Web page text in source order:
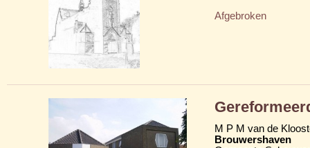
Afgebroken
M P M van de
Brouwershaven